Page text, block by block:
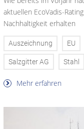
aktuellen EcoVadis-
Nachhaltigkeit erhalten
Auszeichnung EU
Salzgitter AG Stahl
Mehr erfahren